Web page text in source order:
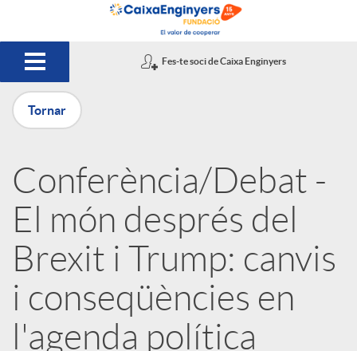
Fes-te soci de Caixa Enginyers
u
b
l
Tornar
Conferència/Debat -
El món després del
Brexit i Trump: canvis
i conseqüències en
l'agenda política